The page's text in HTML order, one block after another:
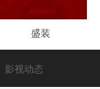
盛装
影视动态